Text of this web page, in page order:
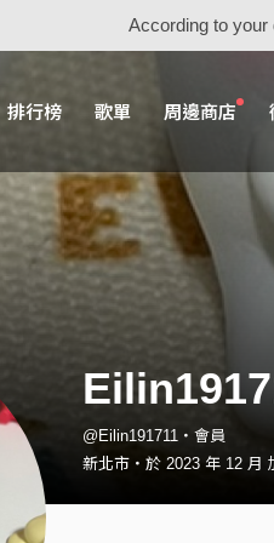
According to your
排行榜 歌單 周邊商店
@Eilin191711・會員
新北市・於 2023 年 12 月